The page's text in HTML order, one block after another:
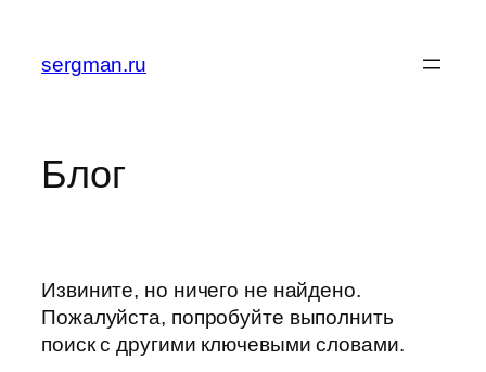
содержимому
sergman.ru
Блог
Извините, но ничего не найдено.
Пожалуйста, попробуйте выполнить
поиск с другими ключевыми словами.